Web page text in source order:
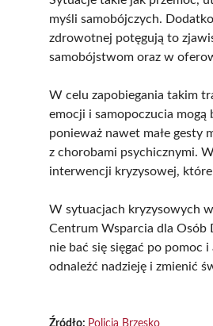
myśli samobójczych.
zdrowotnej potęgują to
samobójstwom oraz w
W celu zapobiegania takim
emocji i samopoczucia
ponieważ nawet małe gesty
z chorobami psychicznymi.
interwencji kryzysowej,
W sytuacjach kryzysowych
Centrum Wsparcia dla Osób
nie bać się sięgać po pomoc
odnaleźć nadzieję i zmienić
Źródło: Policja Brzesko